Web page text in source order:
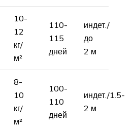
10-
12
кг/
м²
110-
115
дней
индет./
до
2 м
8-
10
кг/
м²
100-
110
дней
индет./1.5-
2 м